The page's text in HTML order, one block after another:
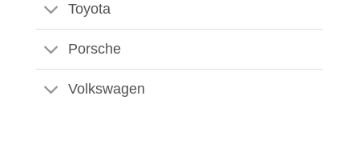
Toyota
Porsche
Volkswagen